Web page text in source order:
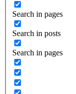
Search in pages
Search in posts
Search in pages